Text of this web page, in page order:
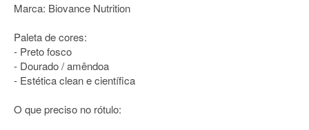
Marca: Biovance Nutrition
Paleta de cores:
- Preto fosco
- Dourado / amêndoa
- Estética clean e científica
O que preciso no rótulo: